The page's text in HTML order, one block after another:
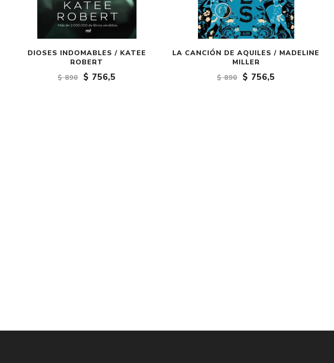
DIOSES INDOMABLES / KATEE
ROBERT
$ 890
$ 756,5
LA CANCIÓN DE AQUILES / MADELINE
MILLER
$ 890
$ 756,5